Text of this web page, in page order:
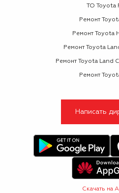
ТО Toyota
Ремонт
Ремонт Toyota
Ремонт Toyota
Ремонт Toyota Land
Ремонт
Написать
Скачать на